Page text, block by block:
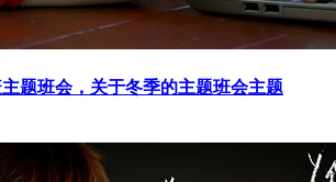
题班会，关于冬季的主题班会主题